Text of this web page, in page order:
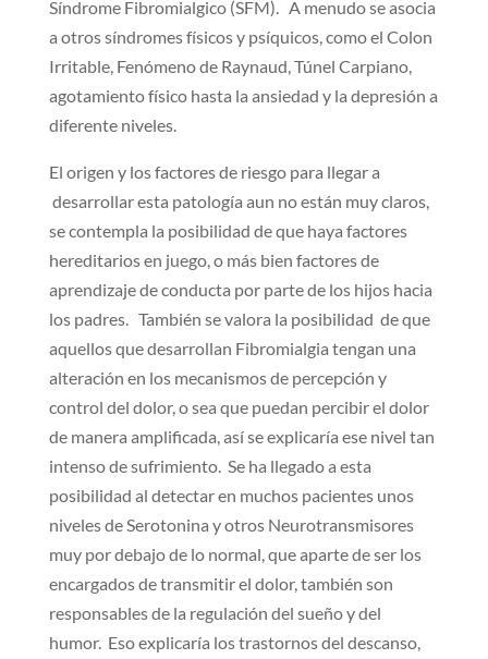
Síndrome Fibromialgico (SFM). A menudo se asocia
a otros síndromes físicos y psíquicos, como el Colon
Irritable, Fenómeno de Raynaud, Túnel Carpiano,
agotamiento físico hasta la ansiedad y la depresión a
diferente niveles.
El origen y los factores de riesgo para llegar a
desarrollar esta patología aun no están muy claros,
se contempla la posibilidad de que haya factores
hereditarios en juego, o más bien factores de
aprendizaje de conducta por parte de los hijos hacia
los padres. También se valora la posibilidad de que
aquellos que desarrollan Fibromialgia tengan una
alteración en los mecanismos de percepción y
control del dolor, o sea que puedan percibir el dolor
de manera amplificada, así se explicaría ese nivel tan
intenso de sufrimiento. Se ha llegado a esta
posibilidad al detectar en muchos pacientes unos
niveles de Serotonina y otros Neurotransmisores
muy por debajo de lo normal, que aparte de ser los
encargados de transmitir el dolor, también son
responsables de la regulación del sueño y del
humor. Eso explicaría los trastornos del descanso,